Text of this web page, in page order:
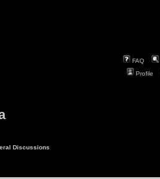
FAQ
Profile
Discussions